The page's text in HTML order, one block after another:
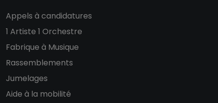
Appels à candidatures
1 Artiste 1 Orchestre
Fabrique à Musique
Rassemblements
Jumelages
Aide à la mobilité